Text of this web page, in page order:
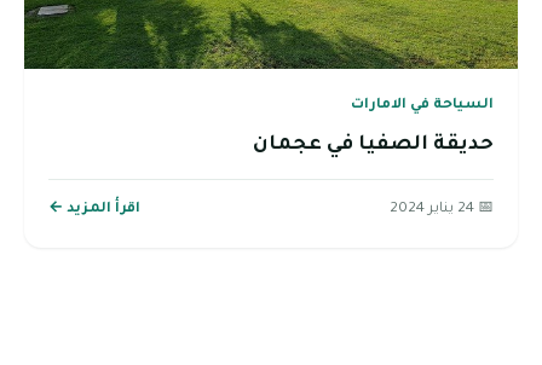
السياحة في الامارات
حديقة الصفيا في عجمان
📅 24 يناير 2024 اقرأ المزيد ←